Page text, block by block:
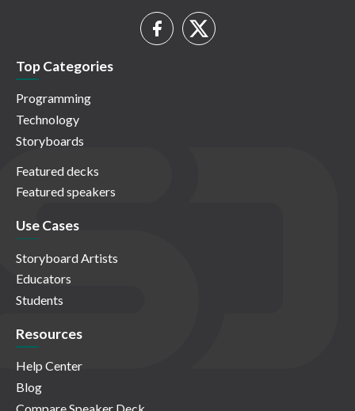
Top Categories
Programming
Technology
Storyboards
Featured decks
Featured speakers
Use Cases
Storyboard Artists
Educators
Students
Resources
Help Center
Blog